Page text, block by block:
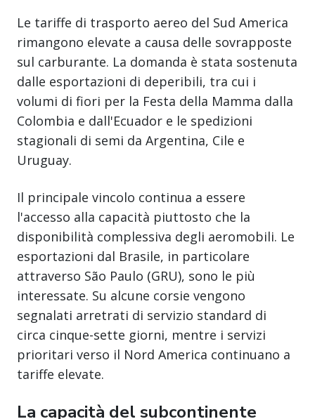
Le tariffe di trasporto aereo del Sud America
rimangono elevate a causa delle sovrapposte
sul carburante. La domanda è stata sostenuta
dalle esportazioni di deperibili, tra cui i
volumi di fiori per la Festa della Mamma dalla
Colombia e dall'Ecuador e le spedizioni
stagionali di semi da Argentina, Cile e
Uruguay.
Il principale vincolo continua a essere
l'accesso alla capacità piuttosto che la
disponibilità complessiva degli aeromobili. Le
esportazioni dal Brasile, in particolare
attraverso São Paulo (GRU), sono le più
interessate. Su alcune corsie vengono
segnalati arretrati di servizio standard di
circa cinque-sette giorni, mentre i servizi
prioritari verso il Nord America continuano a
tariffe elevate.
La capacità del subcontinente